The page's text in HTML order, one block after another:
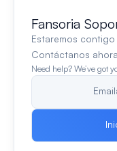
Fansoria
Estaremos
Contáctanos
Need help? We’ve got